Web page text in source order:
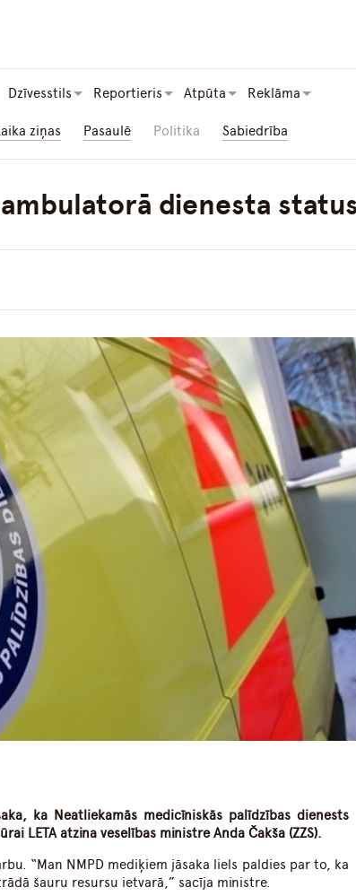
Dzīvesstils Reportieris Atpūta Reklāma
ziņas Pasaulē Politika Sabiedrība
dienesta
ka Neatliekamās medicīniskās palīdzības dienests
LETA atzina veselības ministre Anda Čakša (ZZS).
“Man NMPD mediķiem jāsaka liels paldies par to, ka
šauru resursu ietvarā,” sacīja ministre.